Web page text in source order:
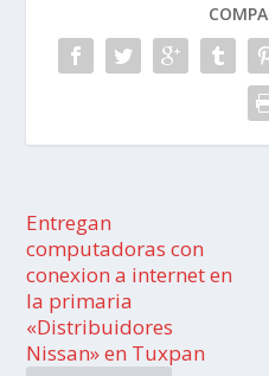
Entregan
computadoras con
conexion a internet en
la primaria
«Distribuidores
Nissan» en Tuxpan